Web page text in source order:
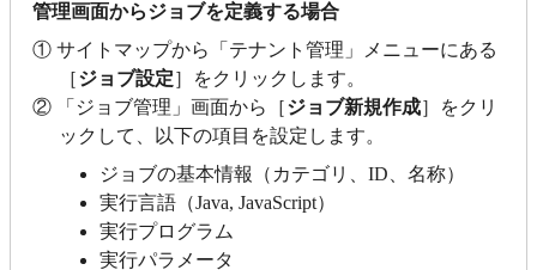
管理画面からジョブを定義する場合
① サイトマップから「テナント管理」メニューにある
［ジョブ設定］をクリックします。
② 「ジョブ管理」画面から［ジョブ新規作成］をクリ
ックして、以下の項目を設定します。
ジョブの基本情報（カテゴリ、ID、名称）
実行言語（Java, JavaScript）
実行プログラム
実行パラメータ